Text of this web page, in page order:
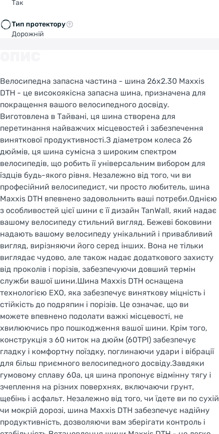
Так
Тип протектору
Дорожній
Велосипедна запасна частина - шина 26x2.30 Maxxis
DTH - це високоякісна запасна шина, призначена для
покращення вашого велосипедного досвіду.
Виготовлена в Тайвані, ця шина створена для
перетинання найважчих місцевостей і забезпечення
виняткової продуктивності.З діаметром колеса 26
дюймів, ця шина сумісна з широким спектром
велосипедів, що робить її універсальним вибором для
їздців будь-якого рівня. Незалежно від того, чи ви
професійний велосипедист, чи просто любитель, шина
Maxxis DTH впевнено задовольнить ваші потреби.Однією
з особливостей цієї шини є її дизайн TanWall, який надає
вашому велосипеду стильний вигляд. Бежеві боковини
надають вашому велосипеду унікальний і привабливий
вигляд, вирізняючи його серед інших. Вона не тільки
виглядає чудово, але також надає додаткового захисту
від проколів і порізів, забезпечуючи довший термін
служби вашої шини.Шина Maxxis DTH оснащена
технологією EXO, яка забезпечує виняткову міцність і
стійкість до подряпин і порізів. Це означає, що ви
можете впевнено подолати важкі місцевості, не
хвилюючись про пошкодження вашої шини. Крім того,
конструкція з 60 ниток на дюйм (60TPI) забезпечує
гладку і комфортну поїздку, поглинаючи удари і вібрації
для більш приємного велосипедного досвіду.Завдяки
гумовому сплаву 60a, ця шина пропонує відмінну тягу і
зчеплення на різних поверхнях, включаючи грунт,
щебінь і асфальт. Незалежно від того, чи їдете ви по сухій
чи мокрій дорозі, шина Maxxis DTH забезпечує надійну
продуктивність, дозволяючи вам зберігати контроль і
Do you want to switch to the Dutch version of the
STAY ON FACEBIKE.UA